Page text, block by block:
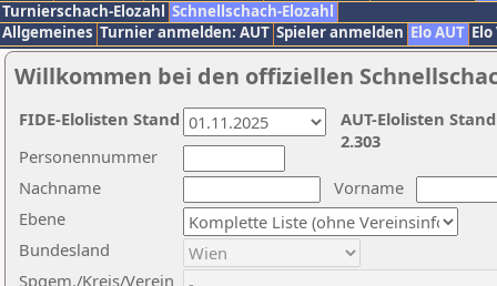
Turnierschach-Elozahl Schnellschach-Elozahl
Allgemeines Turnier anmelden: AUT Spieler anmelden Elo AUT
Willkommen bei den offiziellen
Nachname
Vorname
Ebene
Personennummer
Bundesland
Spgem./Kreis/Verein
AUT-Elolisten
2.303
FIDE-Elolisten Stand